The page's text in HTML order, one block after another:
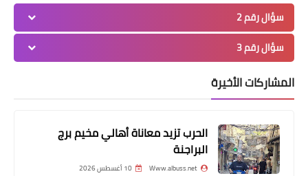
ثفافة و فنون
*تصريحٌ صحفيّ صادرٌ عن اتّحاد المعلّمينَ
في لبنانَ*
سؤال رقم 2
سؤال رقم 3
المشاركات الأخيرة
الحرب تزيد معاناة أهالي مخيم برج
البراجنة
Www.albuss.net 10 أغسطس 2026